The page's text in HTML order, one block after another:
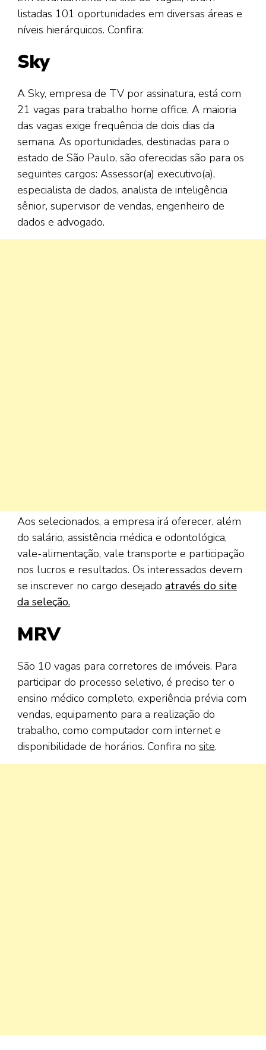
listadas 101 oportunidades em diversas áreas e
níveis hierárquicos. Confira:
Sky
A Sky, empresa de TV por assinatura, está com
21 vagas para trabalho home office. A maioria
das vagas exige frequência de dois dias da
semana. As oportunidades, destinadas para o
estado de São Paulo, são oferecidas são para os
seguintes cargos: Assessor(a) executivo(a),
especialista de dados, analista de inteligência
sênior, supervisor de vendas, engenheiro de
dados e advogado.
Aos selecionados, a empresa irá oferecer, além
do salário, assistência médica e odontológica,
vale-alimentação, vale transporte e participação
nos lucros e resultados. Os interessados devem
se inscrever no cargo desejado através do site
da seleção.
MRV
São 10 vagas para corretores de imóveis. Para
participar do processo seletivo, é preciso ter o
ensino médico completo, experiência prévia com
vendas, equipamento para a realização do
trabalho, como computador com internet e
disponibilidade de horários. Confira no site.